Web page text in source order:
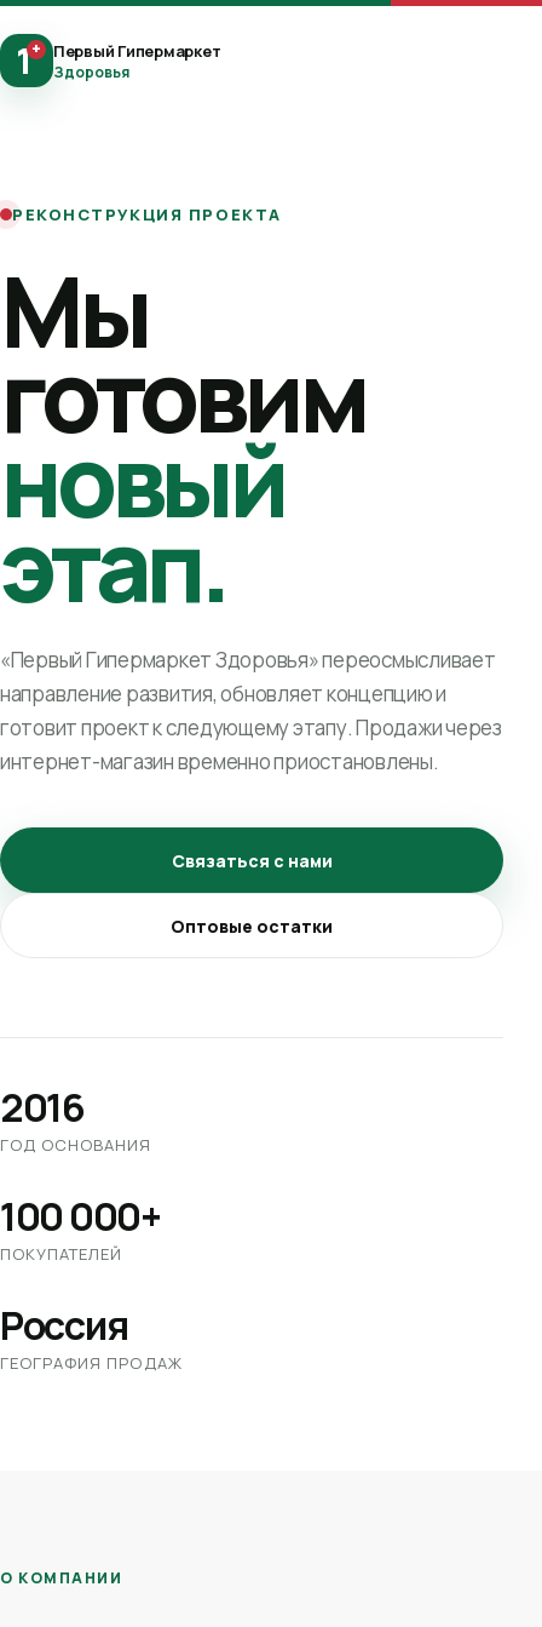
1+ Первый Гипермаркет
Здоровья
РЕКОНСТРУКЦИЯ ПРОЕКТА
Мы
готовим
новый
этап.
«Первый Гипермаркет Здоровья» переосмысливает
направление развития, обновляет концепцию и
готовит проект к следующему этапу. Продажи через
интернет-магазин временно приостановлены.
Связаться с нами
Оптовые остатки
2016
ГОД ОСНОВАНИЯ
100 000+
ПОКУПАТЕЛЕЙ
Россия
ГЕОГРАФИЯ ПРОДАЖ
О КОМПАНИИ